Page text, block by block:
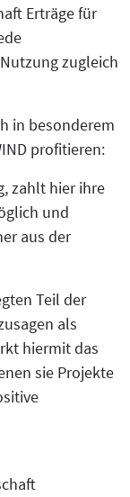
Erträge für
zugleich
in besonderem
profitieren:
zahlt hier ihre
und
aus der
Teil der
als
hiermit das
sie Projekte